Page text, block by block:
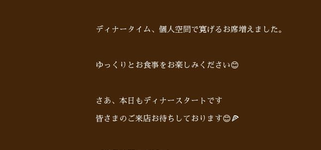
ディナータイム、個人空間で寛げるお席増えました。
ゆっくりとお食事をお楽しみください😊
さあ、本日もディナースタートです
皆さまのご来店お待ちしております😊🍕